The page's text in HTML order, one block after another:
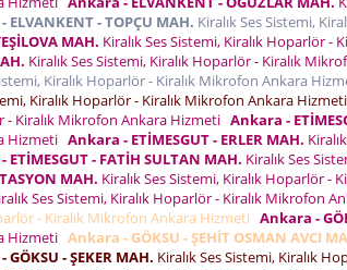
ELVANKENT - TOPÇU MAH. Kiralık Ses Sistemi,
MAH. Kiralık Ses Sistemi, Kiralık Hoparlör -
Kiralık Ses Sistemi, Kiralık Hoparlör - Kiralık
Kiralık Hoparlör - Kiralık Mikrofon Ankara
Kiralık Hoparlör - Kiralık Mikrofon Ankara Hizmeti
- Kiralık Mikrofon Ankara Hizmeti Ankara -
Hizmeti Ankara - ETİMESGUT - ERLER MAH.
ETİMESGUT - FATİH SULTAN MAH. Kiralık Ses
MAH. Kiralık Ses Sistemi, Kiralık Hoparlör -
Ses Sistemi, Kiralık Hoparlör - Kiralık Mikrofon
- Kiralık Mikrofon Ankara Hizmeti Ankara -
Hizmeti Ankara - GÖKSU - ŞEHİT OSMAN AVCI
- ŞEKER MAH. Kiralık Ses Sistemi, Kiralık